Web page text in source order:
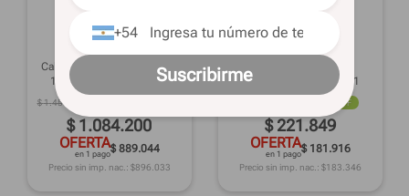
+54
Suscribirme
Calefactor a Leña 14000 Cal
120 m2 PEHUEN 14000
$1.456
$ 1.084.200
OFERTA
en 1 pago$ 889.044
Precio sin imp. nac.: $896.033
PRF - KIT TECHO 4"
ENLOZADO 05-000-201
OFF
$ 221.849
OFERTA
en 1 pago$ 181.916
Precio sin imp. nac.: $183.346